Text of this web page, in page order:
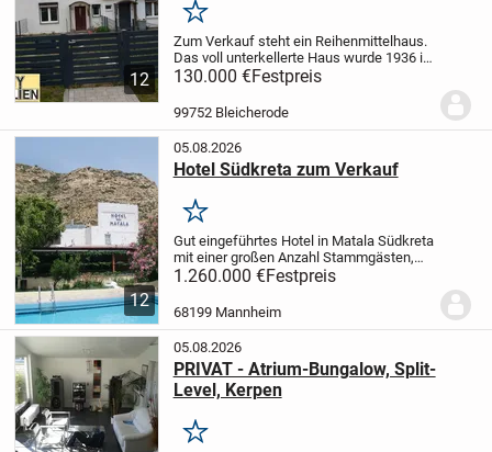
12
Merken
Zum Verkauf steht ein Reihenmittelhaus.
Das voll unterkellerte Haus wurde 1936 in
Massivbauweise errichtet und ab 1997
Im Erdgeschoss des Hauses
befindet sich ein Flur, ein Wohnzimmer,
130.000 €Festpreis
99752 Bleicherode
12
05.08.2026
Hotel Südkreta zum Verkauf
Merken
Gut eingeführtes Hotel in Matala Südkreta
mit einer großen Anzahl Stammgästen,
vorzugsweise aus dem deutsch
sprachigen Raum und aus Frankreich.
Matala:Matala ist ein Dorf an der
1.260.000 €Festpreis
68199 Mannheim
05.08.2026
PRIVAT - Atrium-Bungalow, Split-
Level, Kerpen
Merken